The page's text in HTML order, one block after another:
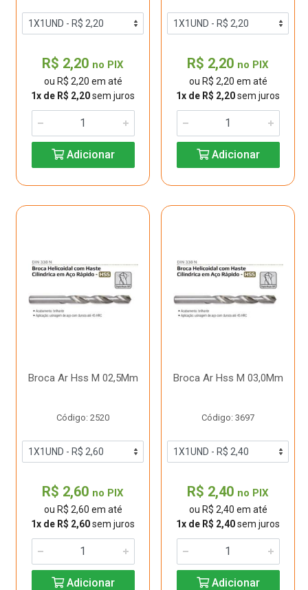
R$ 2,20 no PIX
ou R$ 2,20 em até
1x de R$ 2,20sem juros
Adicionar
R$ 2,20 no PIX
ou R$ 2,20 em até
1x de R$ 2,20sem juros
Adicionar
Broca Ar Hss M 02,5Mm
Código: 2520
R$ 2,60 no PIX
ou R$ 2,60 em até
1x de R$ 2,60sem juros
Adicionar
Broca Ar Hss M 03,0Mm
Código: 3697
R$ 2,40 no PIX
ou R$ 2,40 em até
1x de R$ 2,40sem juros
Adicionar